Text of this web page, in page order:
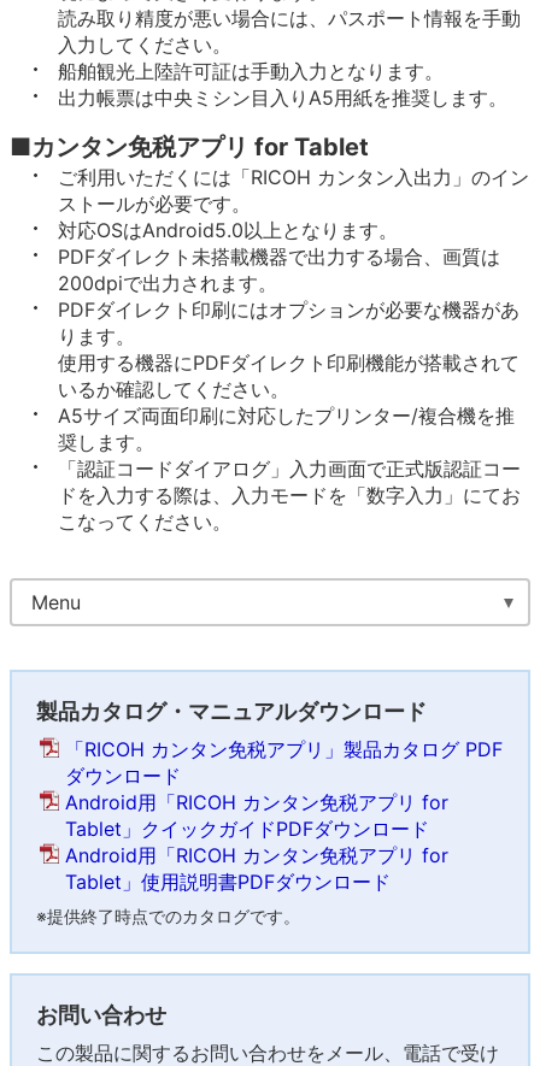
読み取り精度が悪い場合には、パスポート情報を手動
入力してください。
船舶観光上陸許可証は手動入力となります。
出力帳票は中央ミシン目入りA5用紙を推奨します。
■カンタン免税アプリ for Tablet
ご利用いただくには「RICOH カンタン入出力」のイン
ストールが必要です。
対応OSはAndroid5.0以上となります。
PDFダイレクト未搭載機器で出力する場合、画質は
200dpiで出力されます。
PDFダイレクト印刷にはオプションが必要な機器があ
ります。
使用する機器にPDFダイレクト印刷機能が搭載されて
いるか確認してください。
A5サイズ両面印刷に対応したプリンター/複合機を推
奨します。
「認証コードダイアログ」入力画面で正式版認証コー
ドを入力する際は、入力モードを「数字入力」にてお
こなってください。
Menu
製品カタログ・マニュアルダウンロード
「RICOH カンタン免税アプリ」製品カタログ PDF
ダウンロード
Android用「RICOH カンタン免税アプリ for
Tablet」クイックガイドPDFダウンロード
Android用「RICOH カンタン免税アプリ for
Tablet」使用説明書PDFダウンロード
※提供終了時点でのカタログです。
お問い合わせ
この製品に関するお問い合わせをメール、電話で受け